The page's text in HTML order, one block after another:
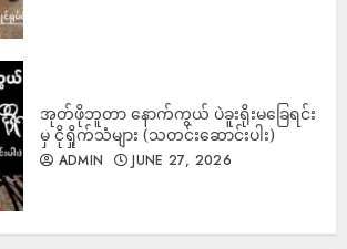
အုတ်ဖိုဘူတာ နောက်ကွယ် ပဲခူးရိုးမခြေရင်း
မှ ငိုရှိုက်သံများ (သတင်းဆောင်းပါး)
ADMIN JUNE 27, 2026